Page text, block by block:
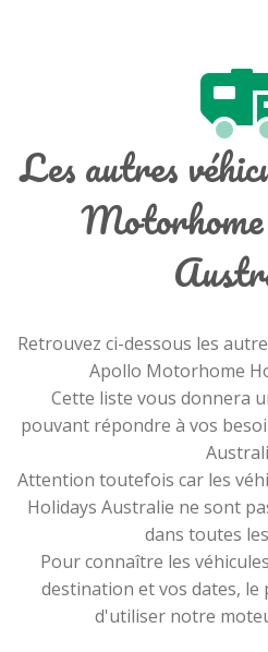
Les autres
Retrouvez ci-dessous les
Apollo Motorhome
Cette liste vous donnera
pouvant répondre à vos
Attention toutefois car les
Holidays Australie ne sont
dans toutes
Pour connaître les
destination et vos dates, le
d'utiliser notre